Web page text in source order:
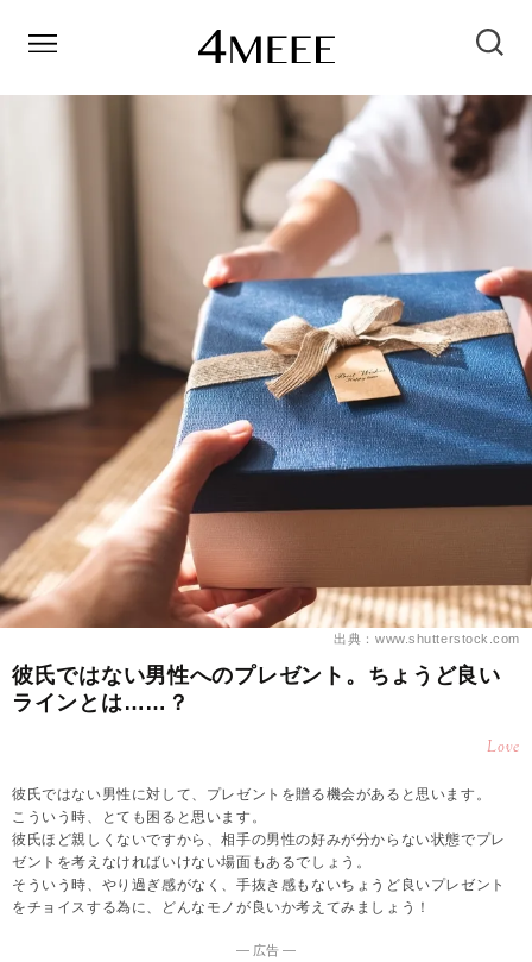
出典：www.shutterstock.com
彼氏ではない男性へのプレゼント。ちょうど良い
ラインとは……？
Love
彼氏ではない男性に対して、プレゼントを贈る機会があると思います。
こういう時、とても困ると思います。
彼氏ほど親しくないですから、相手の男性の好みが分からない状態でプレ
ゼントを考えなければいけない場面もあるでしょう。
そういう時、やり過ぎ感がなく、手抜き感もないちょうど良いプレゼント
をチョイスする為に、どんなモノが良いか考えてみましょう！
― 広告 ―